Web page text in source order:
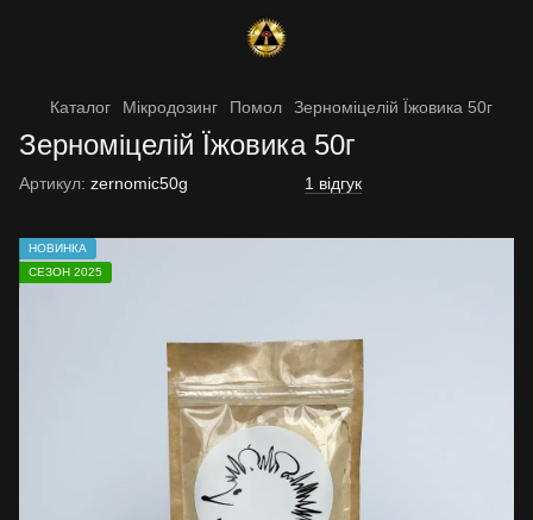
Каталог Мікродозинг Помол Зерноміцелій Їжовика 50г
Зерноміцелій Їжовика 50г
Артикул: zernomic50g 1 відгук
НОВИНКА
СЕЗОН 2025